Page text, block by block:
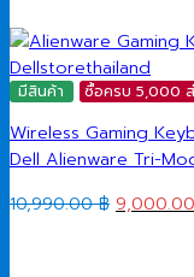
มีสินค้า ซื้อครบ 5,000
Wireless Gaming
Dell Alienware Tri-
10,990.00฿ Original
9,000.00